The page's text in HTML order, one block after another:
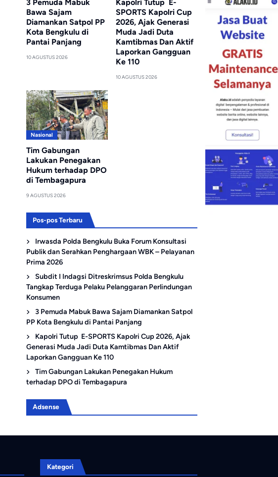
3 Pemuda Mabuk
Bawa Sajam
Diamankan Satpol PP
Kota Bengkulu di
Pantai Panjang
10 AGUSTUS 2026
Kapolri Tutup E-
SPORTS Kapolri Cup
2026, Ajak Generasi
Muda Jadi Duta
Kamtibmas Dan Aktif
Laporkan Gangguan
Ke 110
10 AGUSTUS 2026
Nasional
Tim Gabungan
Lakukan Penegakan
Hukum terhadap DPO
di Tembagapura
9 AGUSTUS 2026
Pos-pos Terbaru
Irwasda Polda Bengkulu Buka Forum Konsultasi
Publik dan Serahkan Penghargaan WBK – Pelayanan
Prima 2026
Subdit I Indagsi Ditreskrimsus Polda Bengkulu
Tangkap Terduga Pelaku Pelanggaran Perlindungan
Konsumen
3 Pemuda Mabuk Bawa Sajam Diamankan Satpol
PP Kota Bengkulu di Pantai Panjang
Kapolri Tutup E-SPORTS Kapolri Cup 2026, Ajak
Generasi Muda Jadi Duta Kamtibmas Dan Aktif
Laporkan Gangguan Ke 110
Tim Gabungan Lakukan Penegakan Hukum
terhadap DPO di Tembagapura
Adsense
Kategori